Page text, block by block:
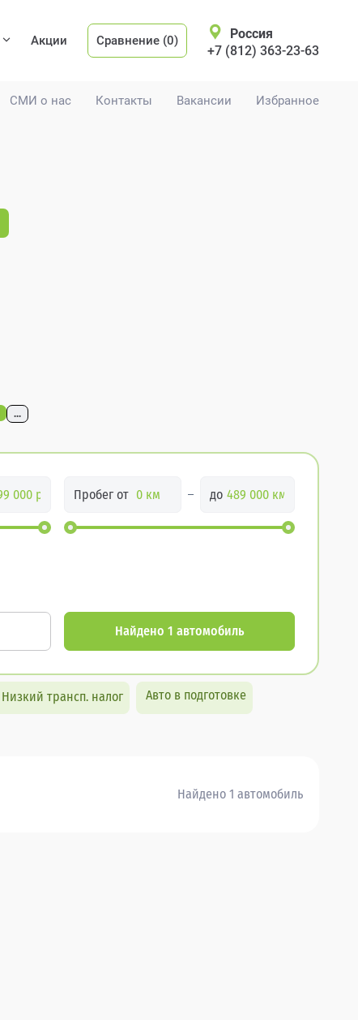
СМИ о нас Контакты Вакансии Избранное
Акции Сравнение (0)
Россия
+7 (812) 363-23-63
...
Пробег от до
Найдено 1 автомобиль
Низкий трансп. налог Авто в подготовке
Найдено 1 автомобиль